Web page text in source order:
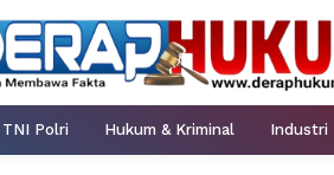
TNI Polri Hukum & Kriminal Industri